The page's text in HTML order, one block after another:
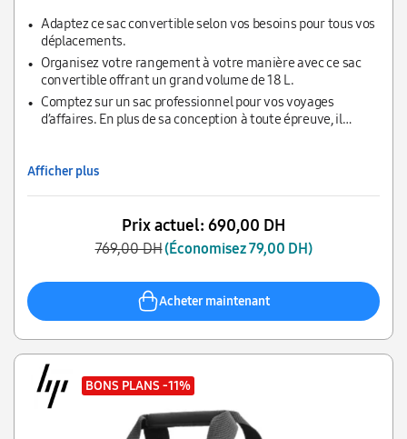
Adaptez ce sac convertible selon vos besoins pour tous vos
déplacements.
Organisez votre rangement à votre manière avec ce sac
convertible offrant un grand volume de 18 L.
Comptez sur un sac professionnel pour vos voyages
d’affaires. En plus de sa conception à toute épreuve, il
Afficher plus
Prix actuel: 690,00 DH
769,00 DH(Économisez 79,00 DH)
Acheter maintenant
BONS PLANS -11%